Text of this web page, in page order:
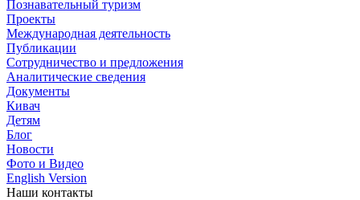
Познавательный туризм
Проекты
Международная деятельность
Публикации
Сотрудничество и предложения
Аналитические сведения
Документы
Кивач
Детям
Блог
Новости
Фото и Видео
English Version
Наши контакты